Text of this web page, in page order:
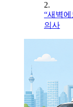
2.
“새벽
의사